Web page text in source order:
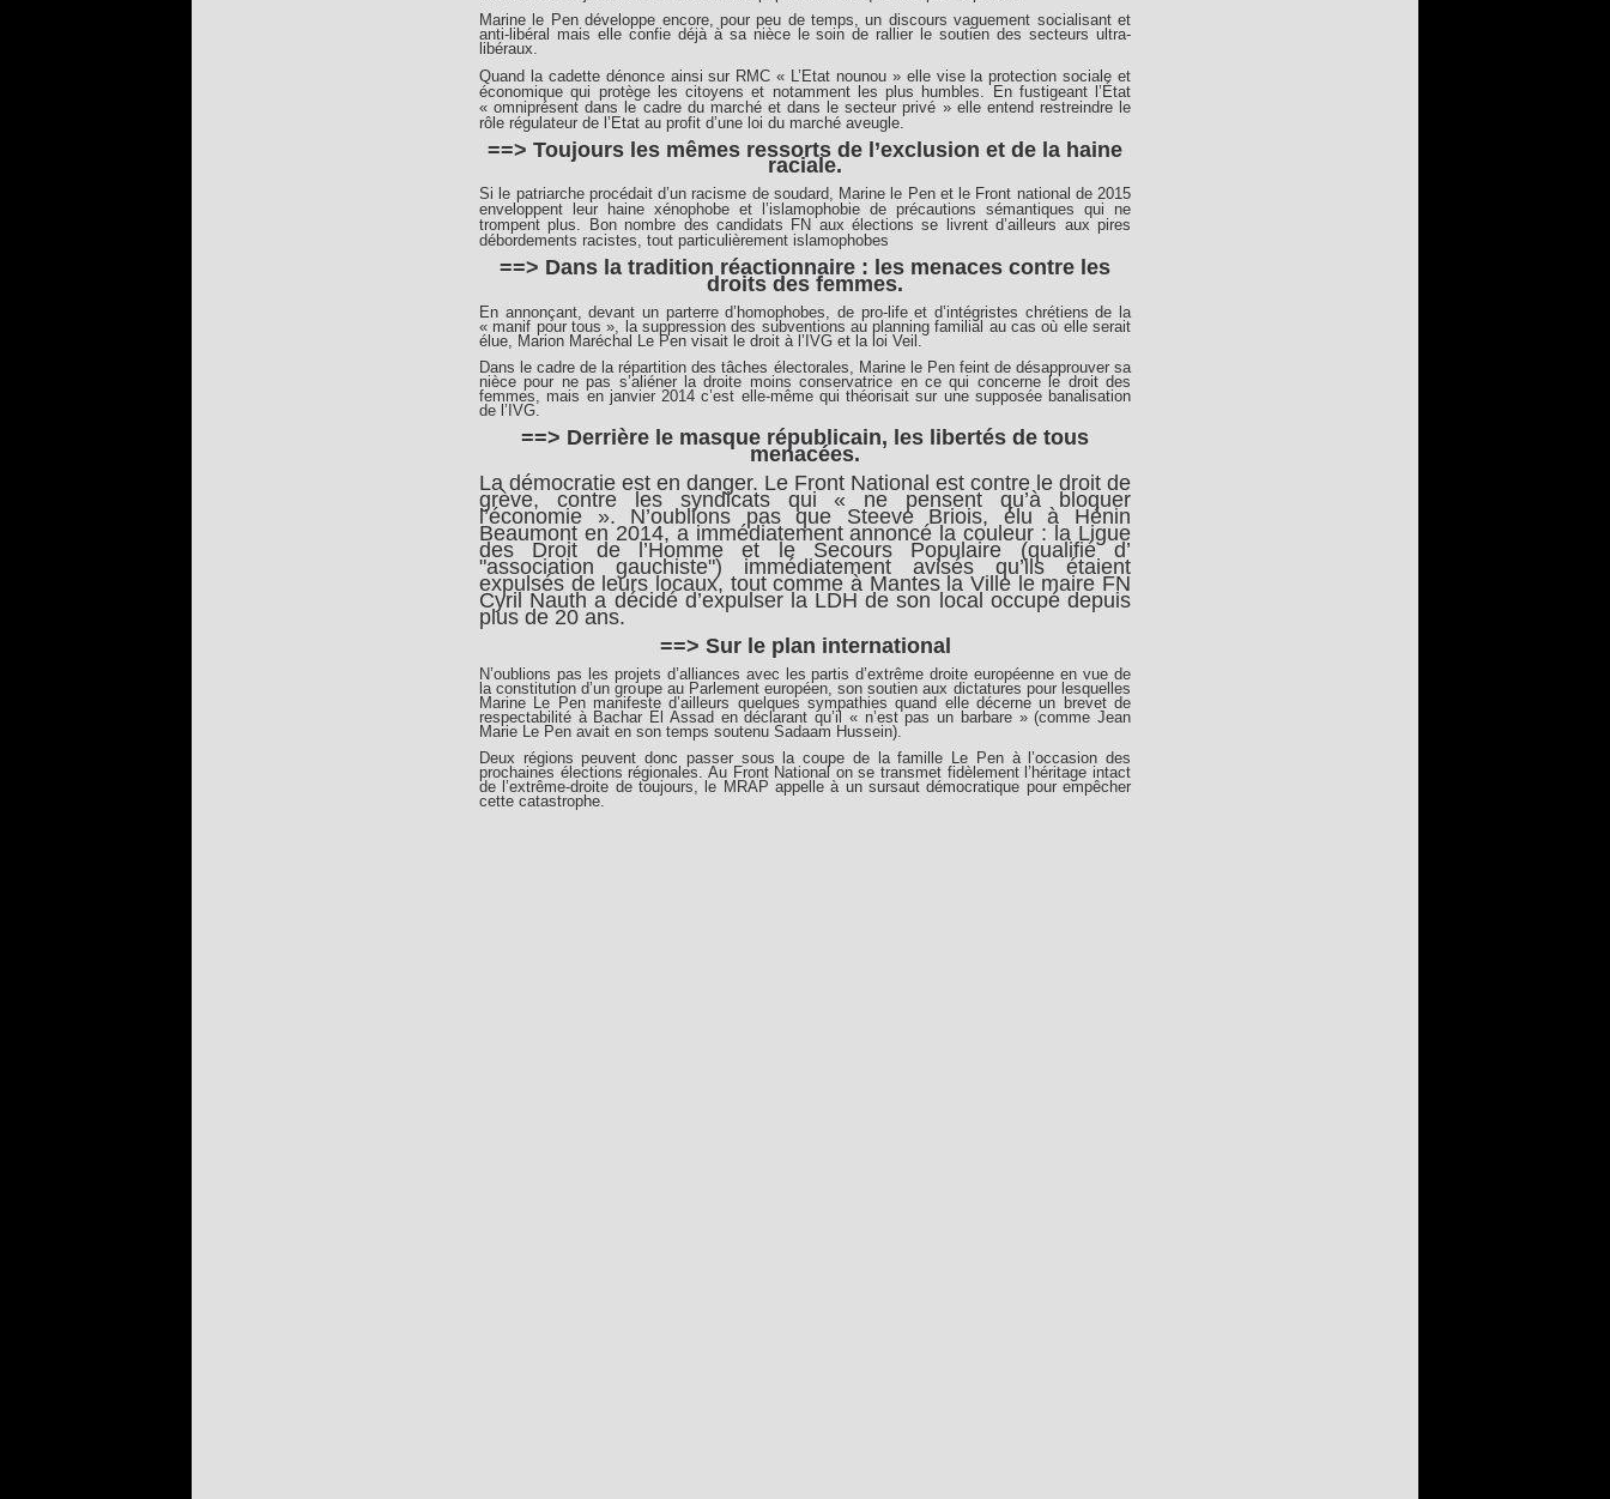
Marine le Pen développe encore, pour peu de temps, un discours vaguement socialisant et
anti-libéral mais elle confie déjà à sa nièce le soin de rallier le soutien des secteurs ultra-
libéraux.
Quand la cadette dénonce ainsi sur RMC « L’Etat nounou » elle vise la protection sociale et
économique qui protège les citoyens et notamment les plus humbles. En fustigeant l’État
« omniprésent dans le cadre du marché et dans le secteur privé » elle entend restreindre le
rôle régulateur de l’Etat au profit d’une loi du marché aveugle.
==> Toujours les mêmes ressorts de l’exclusion et de la haine
raciale.
Si le patriarche procédait d’un racisme de soudard, Marine le Pen et le Front national de 2015
enveloppent leur haine xénophobe et l’islamophobie de précautions sémantiques qui ne
trompent plus. Bon nombre des candidats FN aux élections se livrent d’ailleurs aux pires
débordements racistes, tout particulièrement islamophobes
==> Dans la tradition réactionnaire : les menaces contre les
droits des femmes.
En annonçant, devant un parterre d’homophobes, de pro-life et d’intégristes chrétiens de la
« manif pour tous », la suppression des subventions au planning familial au cas où elle serait
élue, Marion Maréchal Le Pen visait le droit à l’IVG et la loi Veil.
Dans le cadre de la répartition des tâches électorales, Marine le Pen feint de désapprouver sa
nièce pour ne pas s’aliéner la droite moins conservatrice en ce qui concerne le droit des
femmes, mais en janvier 2014 c’est elle-même qui théorisait sur une supposée banalisation
de l’IVG.
==> Derrière le masque républicain, les libertés de tous
menacées.
La démocratie est en danger. Le Front National est contre le droit de
grève, contre les syndicats qui « ne pensent qu’à bloquer
l’économie ». N’oublions pas que Steeve Briois, élu à Hénin
Beaumont en 2014, a immédiatement annoncé la couleur : la Ligue
des Droit de l’Homme et le Secours Populaire (qualifié d’
"association gauchiste") immédiatement avisés qu’ils étaient
expulsés de leurs locaux, tout comme à Mantes la Ville le maire FN
Cyril Nauth a décidé d’expulser la LDH de son local occupé depuis
plus de 20 ans.
==> Sur le plan international
N’oublions pas les projets d’alliances avec les partis d’extrême droite européenne en vue de
la constitution d’un groupe au Parlement européen, son soutien aux dictatures pour lesquelles
Marine Le Pen manifeste d’ailleurs quelques sympathies quand elle décerne un brevet de
respectabilité à Bachar El Assad en déclarant qu’il « n’est pas un barbare » (comme Jean
Marie Le Pen avait en son temps soutenu Sadaam Hussein).
Deux régions peuvent donc passer sous la coupe de la famille Le Pen à l’occasion des
prochaines élections régionales. Au Front National on se transmet fidèlement l’héritage intact
de l’extrême-droite de toujours, le MRAP appelle à un sursaut démocratique pour empêcher
cette catastrophe.